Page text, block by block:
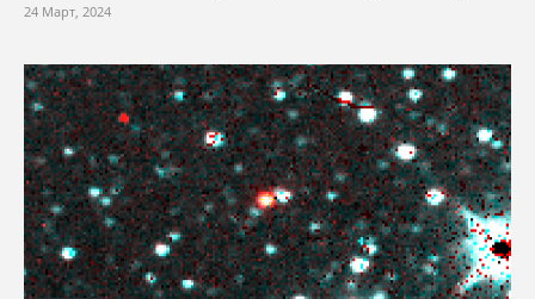
24 Март, 2024